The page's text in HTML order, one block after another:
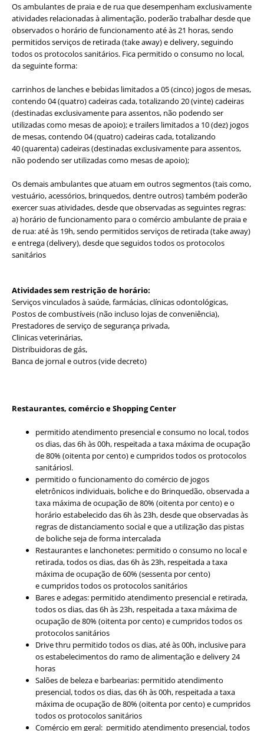
Os ambulantes de praia e de rua que desempenham exclusivamente
atividades relacionadas à alimentação, poderão trabalhar desde que
observados o horário de funcionamento até às 21 horas, sendo
permitidos serviços de retirada (take away) e delivery, seguindo
todos os protocolos sanitários. Fica permitido o consumo no local,
da seguinte forma:
carrinhos de lanches e bebidas limitados a 05 (cinco) jogos de mesas,
contendo 04 (quatro) cadeiras cada, totalizando 20 (vinte) cadeiras
(destinadas exclusivamente para assentos, não podendo ser
utilizadas como mesas de apoio); e trailers limitados a 10 (dez) jogos
de mesas, contendo 04 (quatro) cadeiras cada, totalizando
40 (quarenta) cadeiras (destinadas exclusivamente para assentos,
não podendo ser utilizadas como mesas de apoio);
Os demais ambulantes que atuam em outros segmentos (tais como,
vestuário, acessórios, brinquedos, dentre outros) também poderão
exercer suas atividades, desde que observadas as seguintes regras:
a) horário de funcionamento para o comércio ambulante de praia e
de rua: até às 19h, sendo permitidos serviços de retirada (take away)
e entrega (delivery), desde que seguidos todos os protocolos
sanitários
Atividades sem restrição de horário:
Serviços vinculados à saúde, farmácias, clínicas odontológicas,
Postos de combustíveis (não incluso lojas de conveniência),
Prestadores de serviço de segurança privada,
Clinicas veterinárias,
Distribuidoras de gás,
Banca de jornal e outros (vide decreto)
Restaurantes, comércio e Shopping Center
permitido atendimento presencial e consumo no local, todos
os dias, das 6h às 00h, respeitada a taxa máxima de ocupação
de 80% (oitenta por cento) e cumpridos todos os protocolos
sanitáriosl.
permitido o funcionamento do comércio de jogos
eletrônicos individuais, boliche e do Brinquedão, observada a
taxa máxima de ocupação de 80% (oitenta por cento) e o
horário estabelecido das 6h às 23h, desde que observadas às
regras de distanciamento social e que a utilização das pistas
de boliche seja de forma intercalada
Restaurantes e lanchonetes: permitido o consumo no local e
retirada, todos os dias, das 6h às 23h, respeitada a taxa
máxima de ocupação de 60% (sessenta por cento)
e cumpridos todos os protocolos sanitários
Bares e adegas: permitido atendimento presencial e retirada,
todos os dias, das 6h às 23h, respeitada a taxa máxima de
ocupação de 80% (oitenta por cento) e cumpridos todos os
protocolos sanitários
Drive thru permitido todos os dias, até às 00h, inclusive para
os estabelecimentos do ramo de alimentação e delivery 24
horas
Salões de beleza e barbearias: permitido atendimento
presencial, todos os dias, das 6h às 00h, respeitada a taxa
máxima de ocupação de 80% (oitenta por cento) e cumpridos
todos os protocolos sanitários
Comércio em geral: permitido atendimento presencial, todos